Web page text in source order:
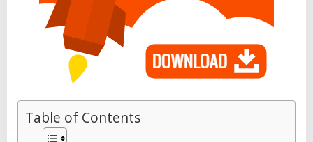
Table of Contents